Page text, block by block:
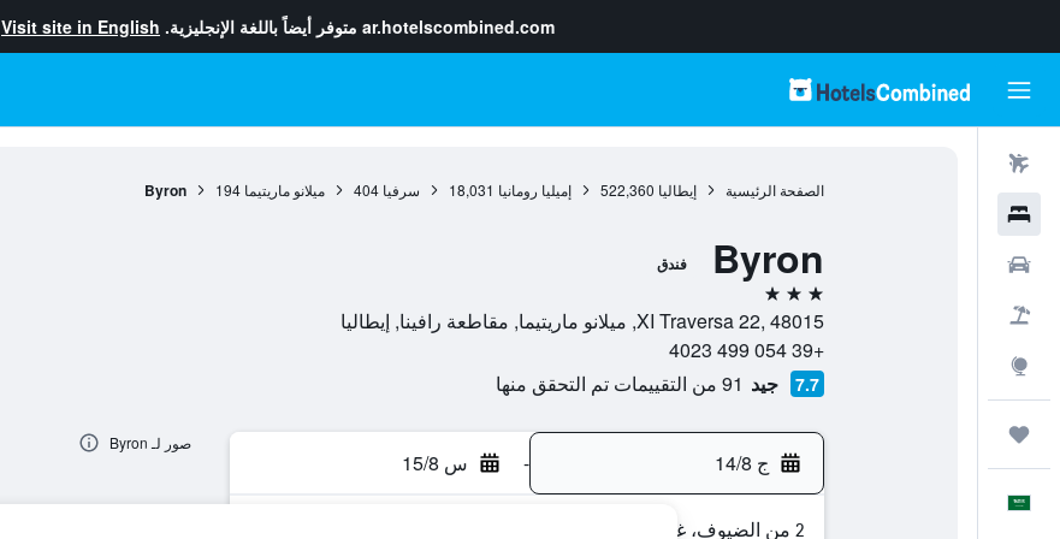
ar.hotelscombined.com متوفر أيضاً باللغة الإنجليزية. Visit site in English
الصفحة الرئيسية إيطاليا 522,360 إميليا رومانيا 18,031 سرفيا 404 ميلانو ماريتيما 194
Byron
Byron فندق
3 نجوم
XI Traversa 22, 48015, ميلانو ماريتيما, مقاطعة رافينا, إيطاليا
+39 054 499 4023
7.7 جيد 91 من التقييمات تم التحقق منها
ج 14/8 - س 15/8
2 من الضيوف، غرفة واحدة
صور لـ Byron